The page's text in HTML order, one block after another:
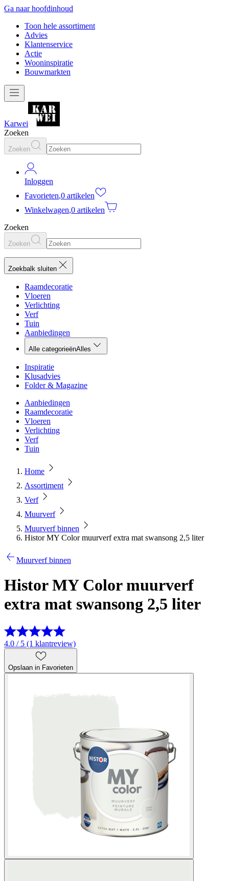
Ga naar hoofdinhoud
Toon hele assortiment
Advies
Klantenservice
Actie
Wooninspiratie
Bouwmarkten
Karwei
Zoeken
Zoeken
Inloggen
Favorieten,0 artikelen
Winkelwagen,0 artikelen
Zoeken
Zoeken
Zoekbalk sluiten
Raamdecoratie
Vloeren
Verlichting
Verf
Tuin
Aanbiedingen
Alle categorieënAlles
Inspiratie
Klusadvies
Folder & Magazine
Aanbiedingen
Raamdecoratie
Vloeren
Verlichting
Verf
Tuin
Home
Assortiment
Verf
Muurverf
Muurverf binnen
Histor MY Color muurverf extra mat swansong 2,5 liter
Muurverf binnen
Histor MY Color muurverf
extra mat swansong 2,5 liter
4.0 / 5 (1 klantreview)
Opslaan in Favorieten